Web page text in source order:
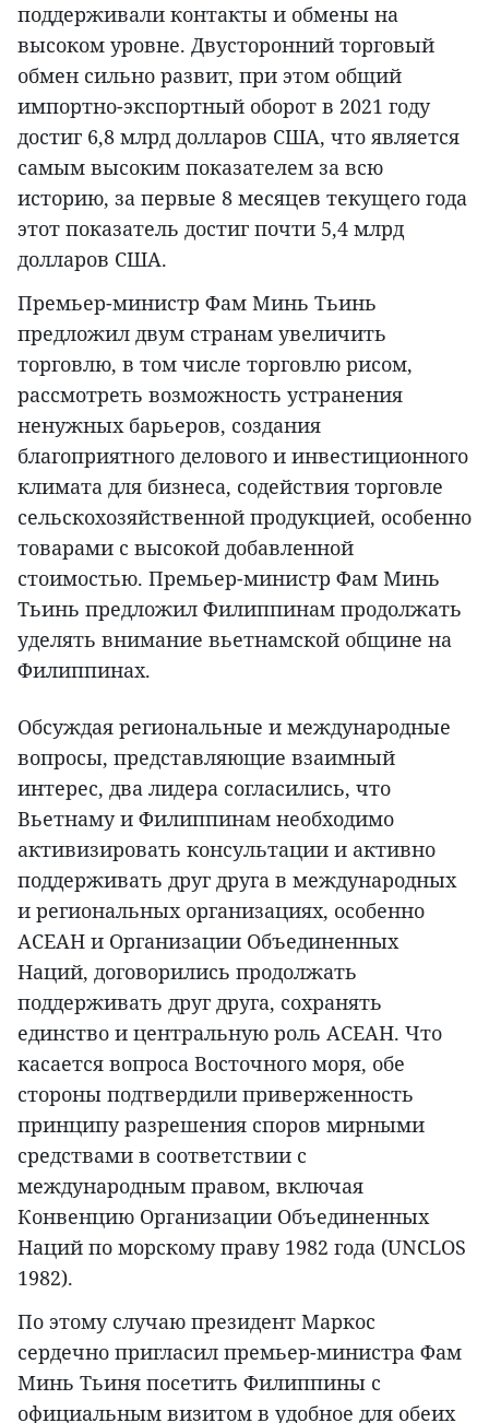
поддерживали контакты и обмены на
высоком уровне. Двусторонний торговый
обмен сильно развит, при этом общий
импортно-экспортный оборот в 2021 году
достиг 6,8 млрд долларов США, что является
самым высоким показателем за всю
историю, за первые 8 месяцев текущего года
этот показатель достиг почти 5,4 млрд
долларов США.
Премьер-министр Фам Минь Тьинь
предложил двум странам увеличить
торговлю, в том числе торговлю рисом,
рассмотреть возможность устранения
ненужных барьеров, создания
благоприятного делового и инвестиционного
климата для бизнеса, содействия торговле
сельскохозяйственной продукцией, особенно
товарами с высокой добавленной
стоимостью. Премьер-министр Фам Минь
Тьинь предложил Филиппинам продолжать
уделять внимание вьетнамской общине на
Филиппинах.
Обсуждая региональные и международные
вопросы, представляющие взаимный
интерес, два лидера согласились, что
Вьетнаму и Филиппинам необходимо
активизировать консультации и активно
поддерживать друг друга в международных
и региональных организациях, особенно
АСЕАН и Организации Объединенных
Наций, договорились продолжать
поддерживать друг друга, сохранять
единство и центральную роль АСЕАН. Что
касается вопроса Восточного моря, обе
стороны подтвердили приверженность
принципу разрешения споров мирными
средствами в соответствии с
международным правом, включая
Конвенцию Организации Объединенных
Наций по морскому праву 1982 года (UNCLOS
1982).
По этому случаю президент Маркос
сердечно пригласил премьер-министра Фам
Минь Тьиня посетить Филиппины с
официальным визитом в удобное для обеих